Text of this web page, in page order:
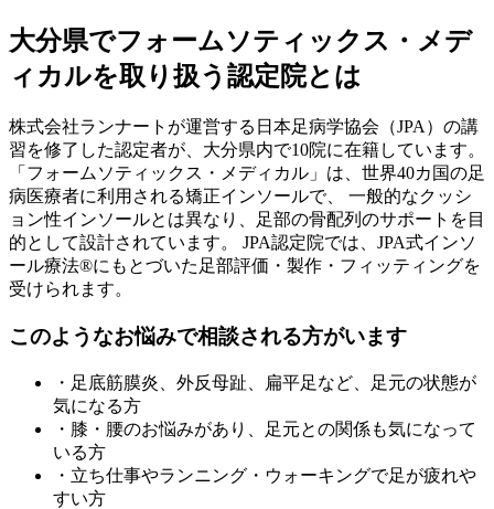
大分県でフォームソティックス・メデ
ィカルを取り扱う認定院とは
株式会社ランナートが運営する日本足病学協会（JPA）の講
習を修了した認定者が、 大分県内で10院に在籍しています。
「フォームソティックス・メディカル」は、世界40カ国の足
病医療者に利用される矯正インソールで、 一般的なクッシ
ョン性インソールとは異なり、足部の骨配列のサポートを目
的として設計されています。 JPA認定院では、JPA式インソ
ール療法®にもとづいた足部評価・製作・フィッティングを
受けられます。
このようなお悩みで相談される方がいます
・足底筋膜炎、外反母趾、扁平足など、足元の状態が
気になる方
・膝・腰のお悩みがあり、足元との関係も気になって
いる方
・立ち仕事やランニング・ウォーキングで足が疲れや
すい方